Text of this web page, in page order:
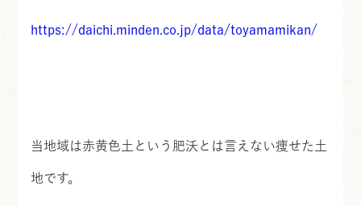
https://daichi.minden.co.jp/data/toyamamikan/
当地域は赤黄色土という肥沃とは言えない痩せた土
地です。